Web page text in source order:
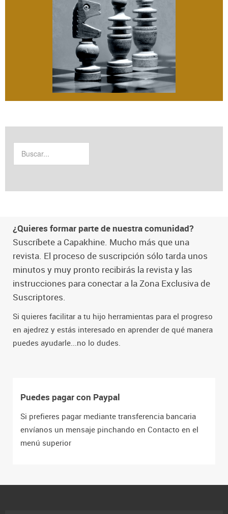
¿Quieres formar parte de nuestra comunidad?
Suscríbete a Capakhine. Mucho más que una
revista. El proceso de suscripción sólo tarda unos
minutos y muy pronto recibirás la revista y las
instrucciones para conectar a la Zona Exclusiva de
Suscriptores.
Si quieres facilitar a tu hijo herramientas para el progreso
en ajedrez y estás interesado en aprender de qué manera
puedes ayudarle...no lo dudes.
Puedes pagar con Paypal
Si prefieres pagar mediante transferencia bancaria
envíanos un mensaje pinchando en Contacto en el
menú superior